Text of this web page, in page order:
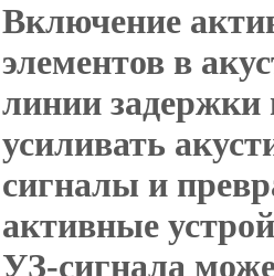
Включение
элементов в
линии задержки
усиливать
сигналы и
активные
УЗ-сигнала